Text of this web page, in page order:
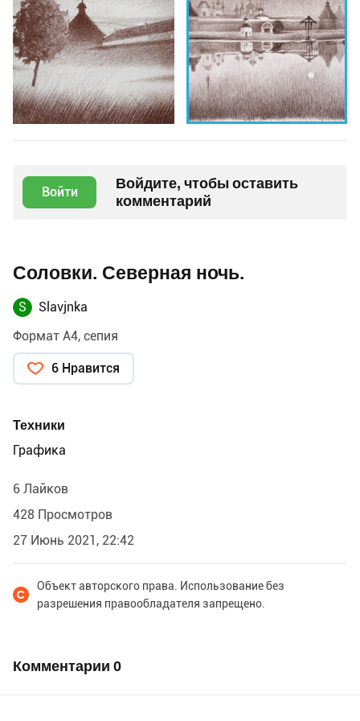
Войти
Войдите, чтобы оставить
комментарий
Соловки. Северная ночь.
S
Slavjnka
Формат А4, сепия
6 Нравится
Техники
Графика
6 Лайков
428 Просмотров
27 Июнь 2021, 22:42
Объект авторского права. Использование без
разрешения правообладателя запрещено.
Комментарии 0